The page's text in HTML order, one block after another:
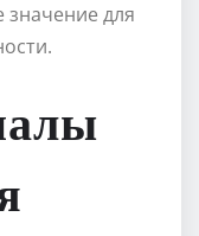
значение для